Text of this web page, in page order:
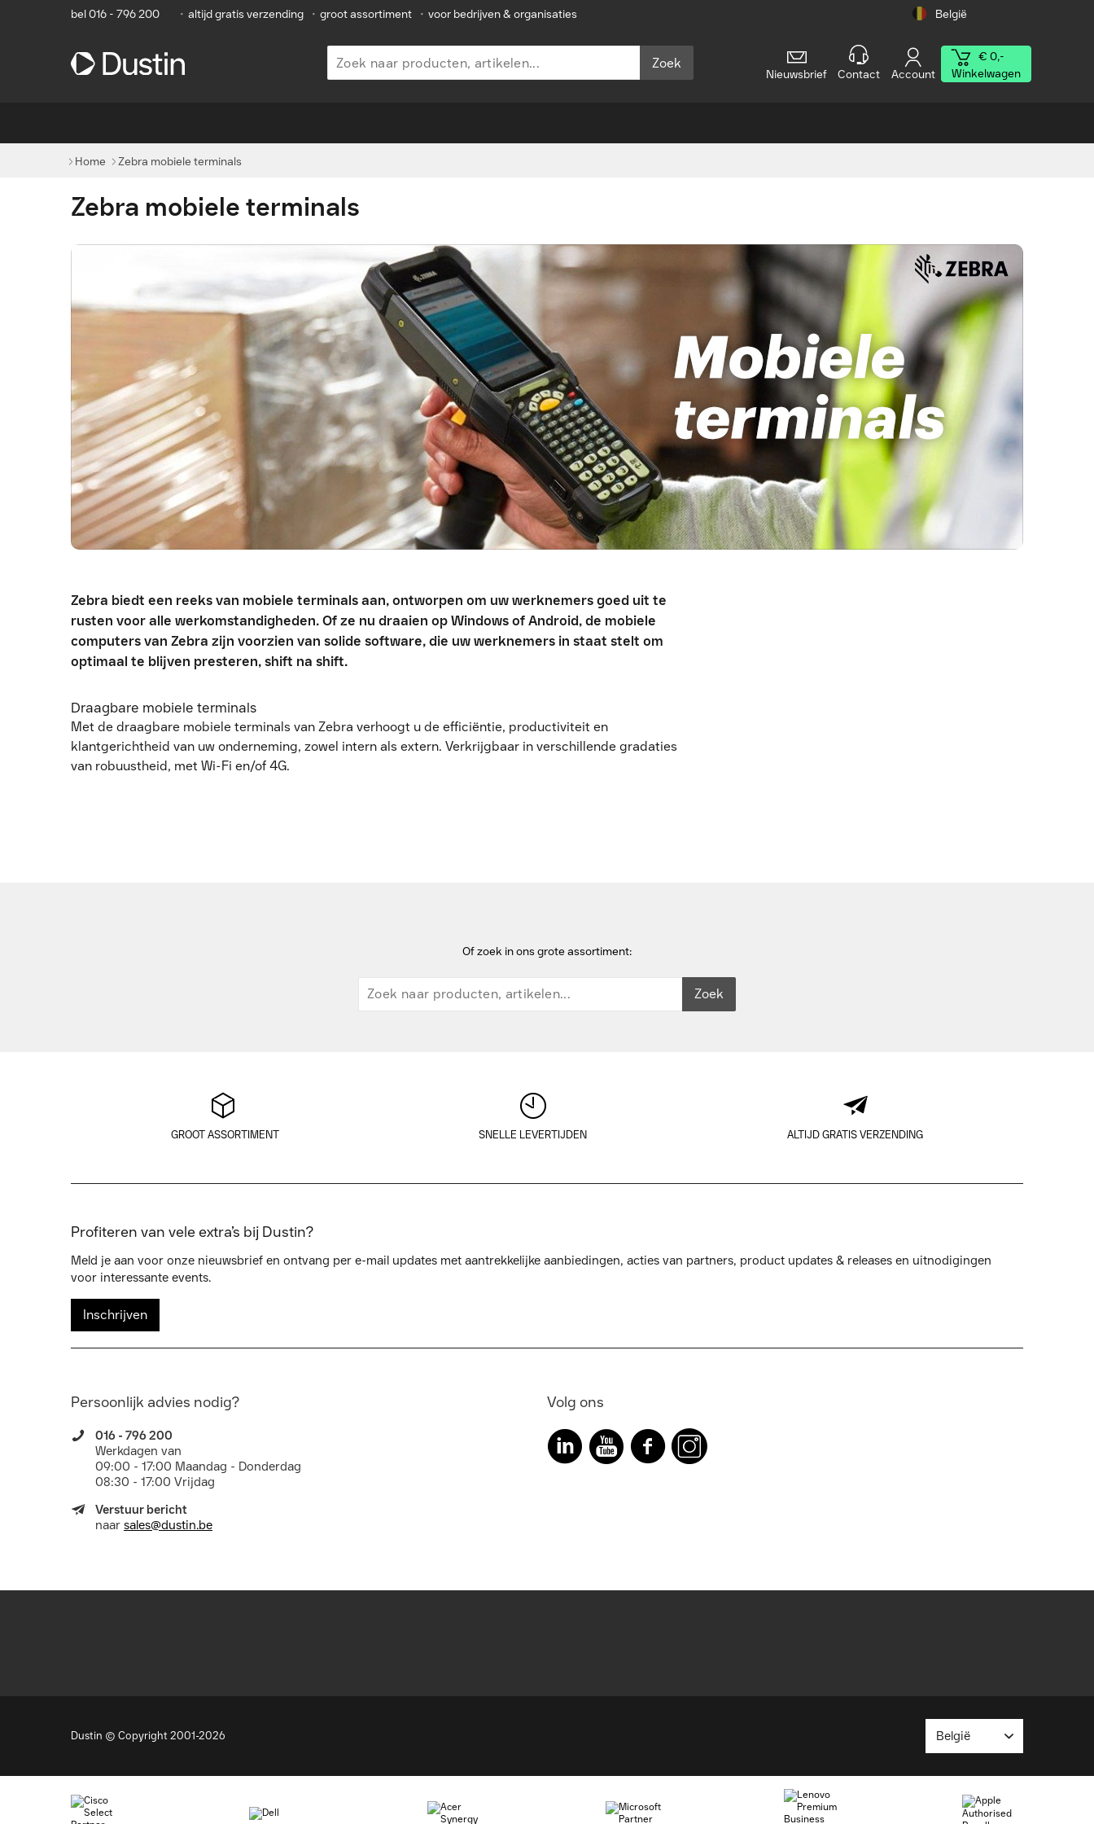
bel 016 - 796 200 • altijd gratis verzending • groot assortiment • voor bedrijven & organisaties België
Zoek
Nieuwsbrief Contact Account
€ 0,-
Winkelwagen
Home Zebra mobiele terminals
Zebra mobiele terminals
Zebra biedt een reeks van mobiele terminals aan, ontworpen om uw werknemers goed uit te
rusten voor alle werkomstandigheden. Of ze nu draaien op Windows of Android, de mobiele
computers van Zebra zijn voorzien van solide software, die uw werknemers in staat stelt om
optimaal te blijven presteren, shift na shift.
Draagbare mobiele terminals
Met de draagbare mobiele terminals van Zebra verhoogt u de efficiëntie, productiviteit en
klantgerichtheid van uw onderneming, zowel intern als extern. Verkrijgbaar in verschillende gradaties
van robuustheid, met Wi-Fi en/of 4G.
Of zoek in ons grote assortiment:
Zoek
GROOT ASSORTIMENT SNELLE LEVERTIJDEN ALTIJD GRATIS VERZENDING
Profiteren van vele extra’s bij Dustin?
Meld je aan voor onze nieuwsbrief en ontvang per e-mail updates met aantrekkelijke aanbiedingen, acties van partners, product updates & releases en uitnodigingen
voor interessante events.
Inschrijven
Persoonlijk advies nodig?
016 - 796 200
Werkdagen van
09:00 - 17:00 Maandag - Donderdag
08:30 - 17:00 Vrijdag
Verstuur bericht
naar sales@dustin.be
Volg ons
Dustin © Copyright 2001-2026 België